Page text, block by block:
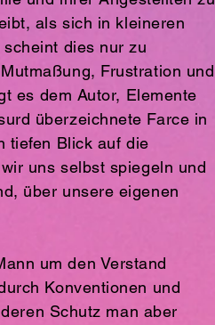
als sich in kleineren
dies nur zu
Frustration und
es dem Autor, Elemente
überzeichnete Farce in
tiefen Blick auf die
uns selbst spiegeln und
über unsere eigenen
um den Verstand
Konventionen und
Schutz man aber